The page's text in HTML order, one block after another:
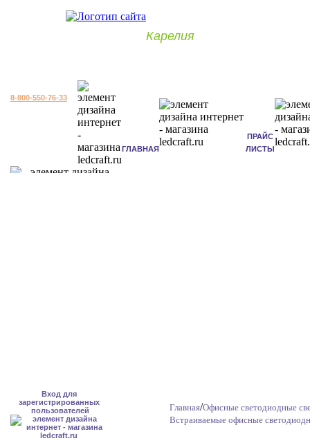
Карелия
8-800-550-76-33
ГЛАВНАЯ
ПРАЙС
ЛИСТЫ
Вход для
зарегистрированных
пользователей
Главная/Офисные светодиодные
Встраиваемые офисные